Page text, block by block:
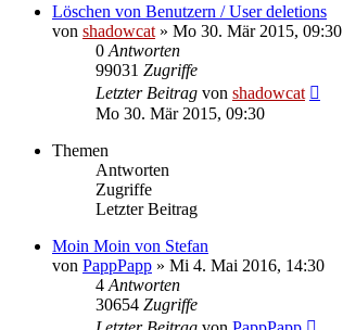
Löschen von Benutzern / User deletions
von shadowcat » Mo 30. Mär 2015, 09:30
0 Antworten
99031 Zugriffe
Letzter Beitrag von shadowcat
Mo 30. Mär 2015, 09:30
Themen
Antworten
Zugriffe
Letzter Beitrag
Moin Moin von Stefan
von PappPapp » Mi 4. Mai 2016, 14:30
4 Antworten
30654 Zugriffe